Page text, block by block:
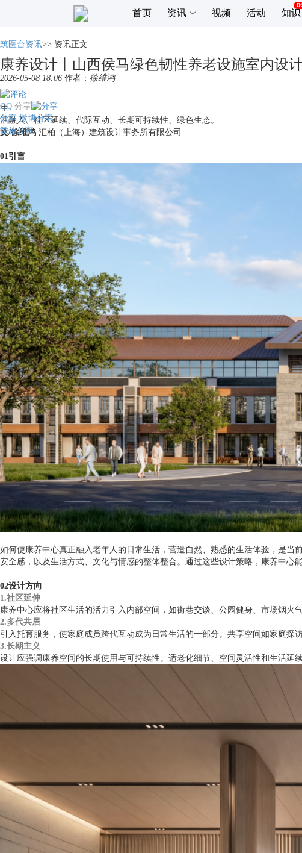
首页 资讯 视频 活动 知识
筑医台资讯>> 资讯正文
康养设计丨山西侯马绿色韧性养老设施室内设
2026-05-08 18:06 作者： 徐维鸿
分享
QQ
分享 微博分享
微信分享
生
活融入、社区延续、代际互动、长期可持续性、绿色生态。
文/徐维鸿 汇柏（上海）建筑设计事务所有限公司
01引言
如何使康养中心真正融入老年人的日常生活，营造自然、熟悉的生活体验，是
安全感，以及生活方式、文化与情感的整体整合。通过这些设计策略，康养中心
02设计方向
1.社区延伸
康养中心应将社区生活的活力引入内部空间，如街巷交谈、公园健身、市场烟
2.多代共居
引入托育服务，使家庭成员跨代互动成为日常生活的一部分。共享空间如家庭探
3.长期主义
设计应强调康养空间的长期使用与可持续性。适老化细节、空间灵活性和生活延